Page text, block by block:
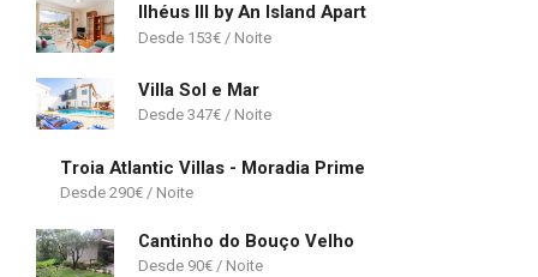
Ilhéus III by An Island Apart
153€
Villa Sol e Mar
347€
Troia Atlantic Villas - Moradia Prime
290€
Cantinho do Bouço Velho
90€